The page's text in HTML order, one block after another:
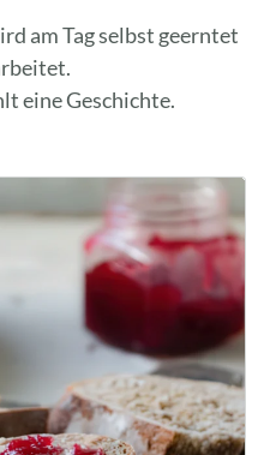
am Tag selbst geerntet
eine Geschichte.